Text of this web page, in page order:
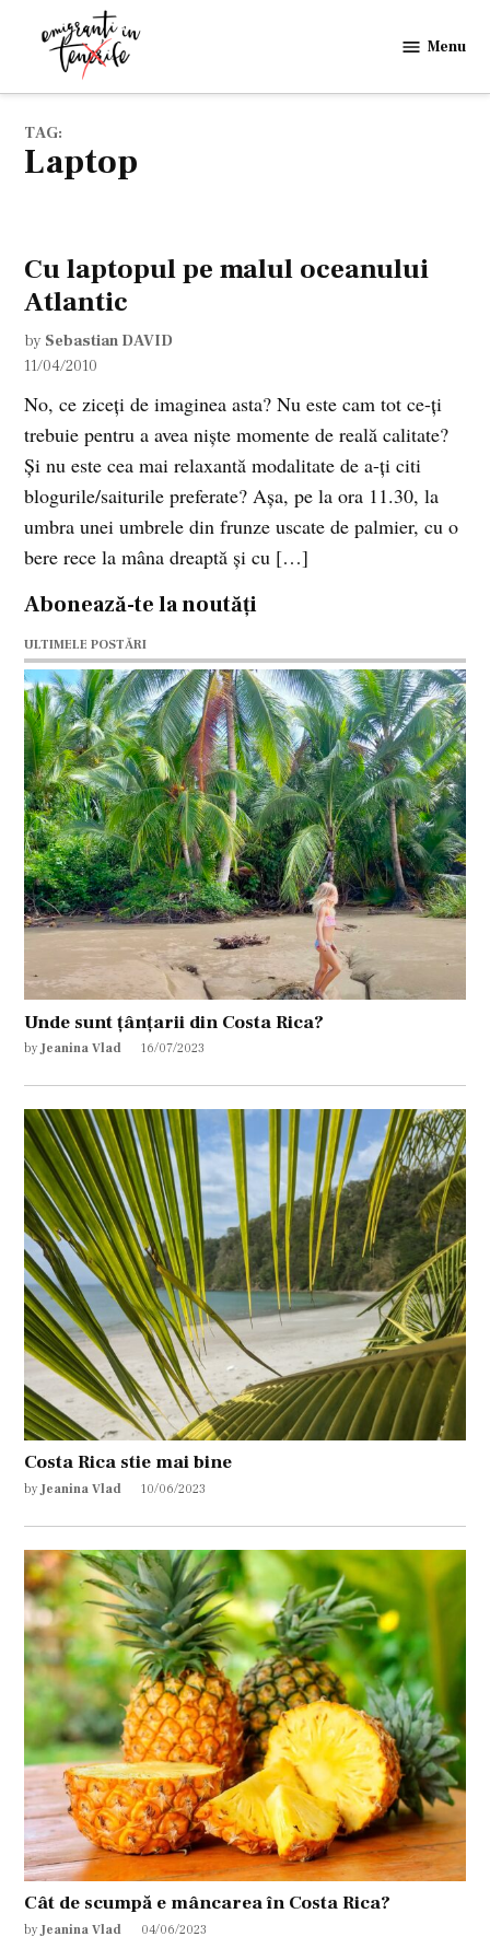
in
Menu
TAG:
laptop
Cu laptopul pe malul oceanului
Atlantic
by Sebastian DAVID
11/04/2010
No, ce ziceţi de imaginea asta? Nu este cam tot ce-ţi
trebuie pentru a avea nişte momente de reală calitate?
Şi nu este cea mai relaxantă modalitate de a-ţi citi
blogurile/saiturile preferate? Aşa, pe la ora 11.30, la
umbra unei umbrele din frunze uscate de palmier, cu o
bere rece la mâna dreaptă şi cu […]
Abonează-te la noutăți
ULTIMELE POSTĂRI
Unde sunt țânțarii din Costa Rica?
by Jeanina Vlad 16/07/2023
Costa Rica stie mai bine
by Jeanina Vlad 10/06/2023
Cât de scumpă e mâncarea în Costa Rica?
by Jeanina Vlad 04/06/2023